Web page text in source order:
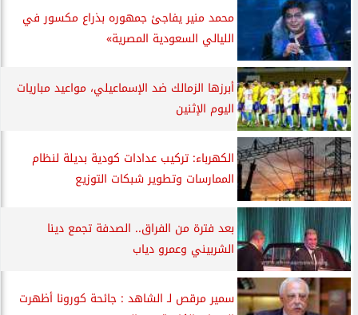
محمد منير يفاجئ جمهوره بذراع مكسور في
الليالي السعودية المصرية»
أبرزها الزمالك ضد الإسماعيلي، مواعيد مباريات
اليوم الإثنين
الكهرباء: تركيب عدادات كودية بديلة لنظام
الممارسات وتطوير شبكات التوزيع
بعد فترة من الفراق.. الصدفة تجمع دينا
الشربيني وعمرو دياب
سمير مرقص لـ الشاهد : جائحة كورونا أظهرت